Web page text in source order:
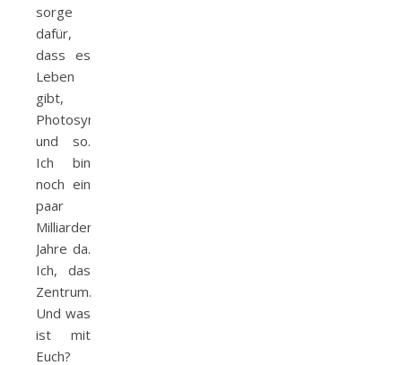
sorge
dafür,
dass es
Leben
gibt,
Photosynthese
und so.
Ich bin
noch ein
paar
Milliarden
Jahre da.
Ich, das
Zentrum.
Und was
ist mit
Euch?